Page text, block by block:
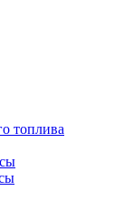
топлива